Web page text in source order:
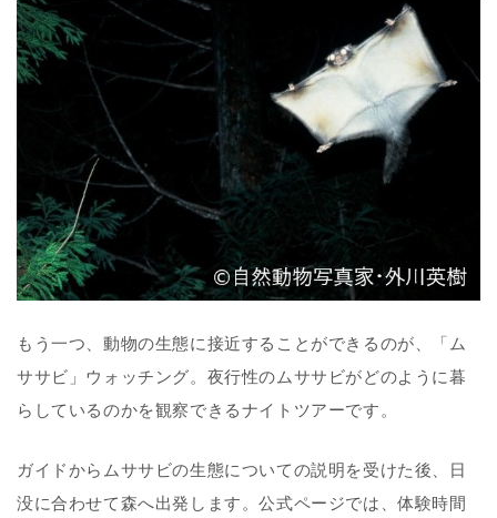
もう一つ、動物の生態に接近することができるのが、「ム
ササビ」ウォッチング。夜行性のムササビがどのように暮
らしているのかを観察できるナイトツアーです。
ガイドからムササビの生態についての説明を受けた後、日
没に合わせて森へ出発します。公式ページでは、体験時間